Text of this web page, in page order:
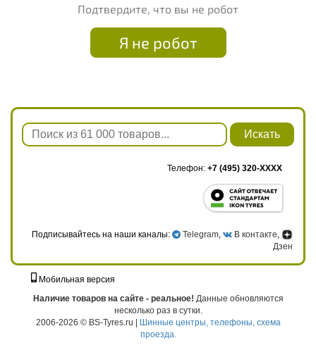
Подтвердите, что вы не робот
Я не робот
Искать
Телефон: +7 (495) 320-XXXX
Подписывайтесь на наши каналы: Telegram , В контакте
Дзен
Мобильная версия
Наличие товаров на сайте - реальное! Данные обновляются
несколько раз в сутки.
2006-2026 © BS-Tyres.ru | Шинные центры, телефоны, схема
проезда.